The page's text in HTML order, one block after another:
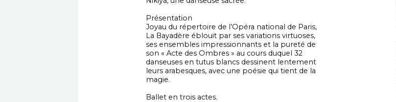
Présentation
Joyau du répertoire de l’Opéra national de Paris,
La Bayadère éblouit par ses variations virtuoses,
ses ensembles impressionnants et la pureté de
son « Acte des Ombres » au cours duquel 32
danseuses en tutus blancs dessinent lentement
leurs arabesques, avec une poésie qui tient de la
magie.
Ballet en trois actes.